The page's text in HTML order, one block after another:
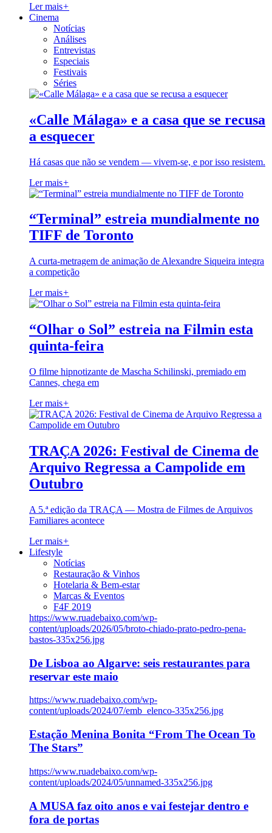
Ler mais+
Cinema
Notícias
Análises
Entrevistas
Especiais
Festivais
Séries
«Calle Málaga» e a casa que se recusa
a esquecer
Há casas que não se vendem — vivem-se, e por isso resistem.
Ler mais+
“Terminal” estreia mundialmente no
TIFF de Toronto
A curta-metragem de animação de Alexandre Siqueira integra
a competição
Ler mais+
“Olhar o Sol” estreia na Filmin esta
quinta-feira
O filme hipnotizante de Mascha Schilinski, premiado em
Cannes, chega em
Ler mais+
TRAÇA 2026: Festival de Cinema de
Arquivo Regressa a Campolide em
Outubro
A 5.ª edição da TRAÇA — Mostra de Filmes de Arquivos
Familiares acontece
Ler mais+
Lifestyle
Notícias
Restauração & Vinhos
Hotelaria & Bem-estar
Marcas & Eventos
F4F 2019
https://www.ruadebaixo.com/wp-
content/uploads/2026/05/broto-chiado-prato-pedro-pena-
bastos-335x256.jpg
De Lisboa ao Algarve: seis restaurantes para
reservar este maio
https://www.ruadebaixo.com/wp-
content/uploads/2024/07/emb_elenco-335x256.jpg
Estação Menina Bonita “From The Ocean To
The Stars”
https://www.ruadebaixo.com/wp-
content/uploads/2024/05/unnamed-335x256.jpg
A MUSA faz oito anos e vai festejar dentro e
fora de portas